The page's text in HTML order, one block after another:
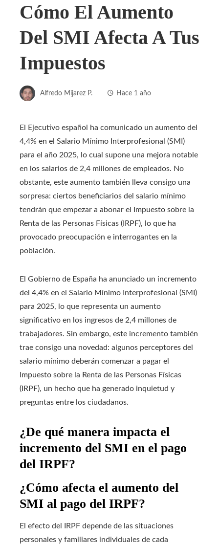
Cómo El Aumento
Del SMI Afecta A Tus
Impuestos
Alfredo Mijarez P. Hace 1 año
El Ejecutivo español ha comunicado un aumento del
4,4% en el Salario Mínimo Interprofesional (SMI)
para el año 2025, lo cual supone una mejora notable
en los salarios de 2,4 millones de empleados. No
obstante, este aumento también lleva consigo una
sorpresa: ciertos beneficiarios del salario mínimo
tendrán que empezar a abonar el Impuesto sobre la
Renta de las Personas Físicas (IRPF), lo que ha
provocado preocupación e interrogantes en la
población.
El Gobierno de España ha anunciado un incremento
del 4,4% en el Salario Mínimo Interprofesional (SMI)
para 2025, lo que representa un aumento
significativo en los ingresos de 2,4 millones de
trabajadores. Sin embargo, este incremento también
trae consigo una novedad: algunos perceptores del
salario mínimo deberán comenzar a pagar el
Impuesto sobre la Renta de las Personas Físicas
(IRPF), un hecho que ha generado inquietud y
preguntas entre los ciudadanos.
¿De qué manera impacta el
incremento del SMI en el pago
del IRPF?
¿Cómo afecta el aumento del
SMI al pago del IRPF?
El efecto del IRPF depende de las situaciones
personales y familiares individuales de cada